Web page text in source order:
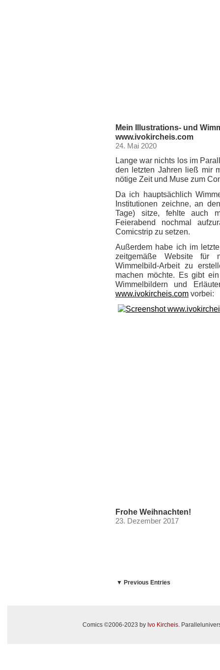
Mein Illustrations- und
www.ivokircheis.com
24. Mai 2020
Lange war nichts los im
den letzten Jahren ließ mir
nötige Zeit und Muse zum
Da ich hauptsächlich
Institutionen zeichne, an
Tage) sitze, fehlte auch
Feierabend nochmal
Comicstrip zu setzen.
Außerdem habe ich im
zeitgemäße Website für
Wimmelbild-Arbeit zu
machen möchte. Es gibt
Wimmelbildern und
www.ivokircheis.com vorbei:
Frohe Weihnachten!
23. Dezember 2017
▼ Previous Entries
Comics ©2006-2023 by Ivo Kircheis.